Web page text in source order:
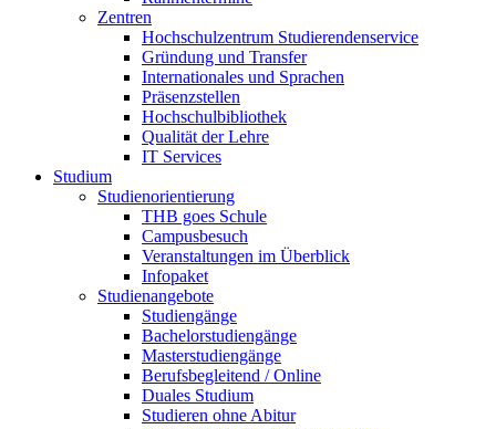
Zentren
Hochschulzentrum Studierendenservice
Gründung und Transfer
Internationales und Sprachen
Präsenzstellen
Hochschulbibliothek
Qualität der Lehre
IT Services
Studium
Studienorientierung
THB goes Schule
Campusbesuch
Veranstaltungen im Überblick
Infopaket
Studienangebote
Studiengänge
Bachelorstudiengänge
Masterstudiengänge
Berufsbegleitend / Online
Duales Studium
Studieren ohne Abitur